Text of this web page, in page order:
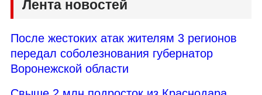
Лента новостей
После жестоких атак жителям 3 регионов
передал соболезнования губернатор
Воронежской области